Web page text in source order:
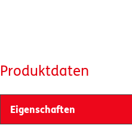
Produktdaten
Eigenschaften